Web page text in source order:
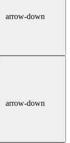
arrow-down
arrow-down